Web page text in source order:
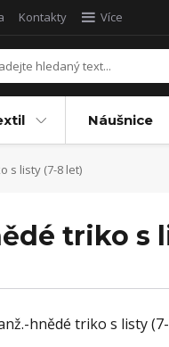
Kontakty Více
Náušnice
s listy (7-8 let)
triko s